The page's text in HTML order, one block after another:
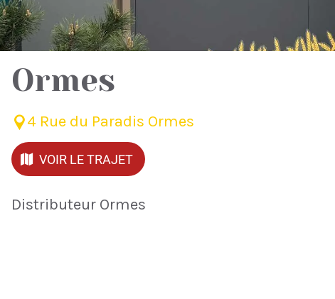
Ormes
4 Rue du Paradis Ormes
VOIR LE TRAJET
Distributeur Ormes